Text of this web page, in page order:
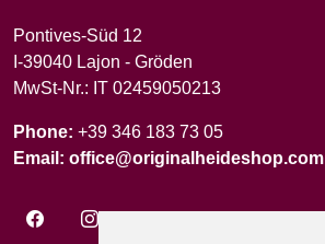
Pontives-Süd 12
I-39040 Lajon - Gröden
MwSt-Nr.: IT 02459050213
Phone: +39 346 183 73 05
Email: office@originalheideshop.com